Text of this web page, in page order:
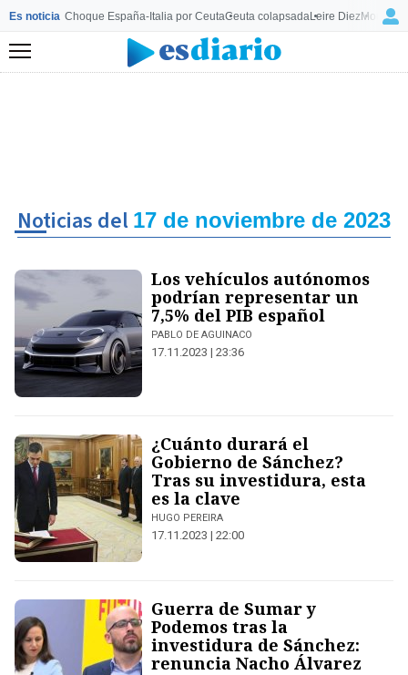
Es noticia Choque España-Italia por CeutaCeuta colapsadaLeire Diez
Menú
Noticias del 17 de noviembre de 2023
Los vehículos autónomos
podrían representar un
7,5% del PIB español
PABLO DE AGUINACO
17.11.2023 | 23:36
¿Cuánto durará el
Gobierno de Sánchez?
Tras su investidura, esta
es la clave
HUGO PEREIRA
17.11.2023 | 22:00
Guerra de Sumar y
Podemos tras la
investidura de Sánchez:
renuncia Nacho Álvarez